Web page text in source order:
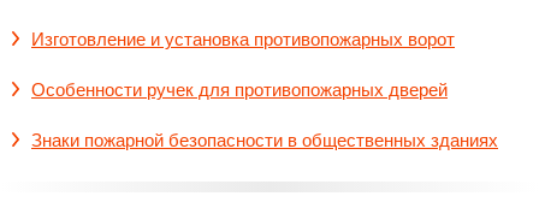
Изготовление и установка противопожарных ворот
Особенности ручек для противопожарных дверей
Знаки пожарной безопасности в общественных зданиях